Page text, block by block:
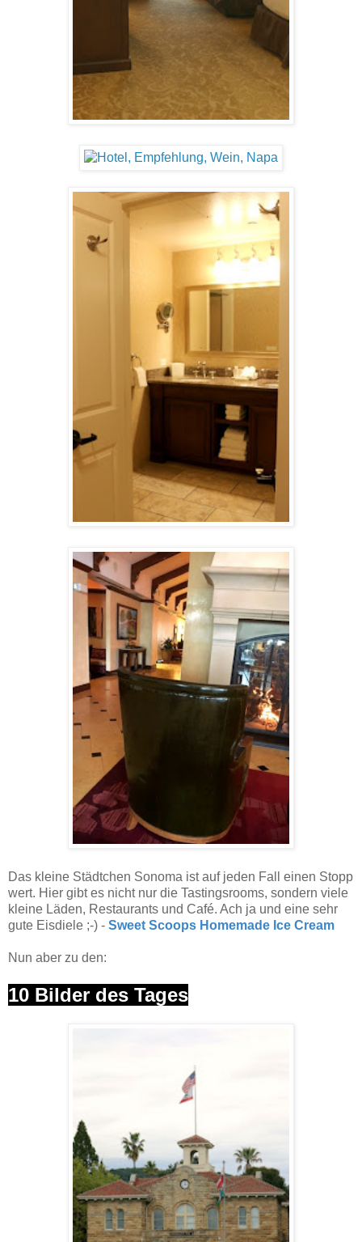
Das kleine Städtchen Sonoma ist auf jeden Fall einen Stopp
wert. Hier gibt es nicht nur die Tastingsrooms, sondern viele
kleine Läden, Restaurants und Café. Ach ja und eine sehr
gute Eisdiele ;-) - Sweet Scoops Homemade Ice Cream
Nun aber zu den:
10 Bilder des Tages